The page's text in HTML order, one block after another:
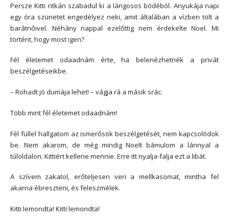
Persze Kitti ritkán szabadul ki a lángosos bódéból. Anyukája napi
egy óra szünetet engedélyez neki, amit általában a vízben tölt a
barátnőivel. Néhány nappal ezelőttig nem érdekelte Noel. Mi
történt, hogy most igen?
Fél életemet odaadnám érte, ha belenézhetnék a privát
beszélgetéseikbe.
– Rohadt jó dumája lehet! – vágja rá a másik srác.
Több mint fél életemet odaadnám!
Fél füllel hallgatom az ismerősök beszélgetését, nem kapcsolódok
be. Nem akarom, de még mindig Noelt bámulom a lánnyal a
túloldalon. Kittiért kellene mennie. Erre itt nyalja-falja ezt a libát.
A szívem zakatol, erőteljesen veri a mellkasomat, mintha fel
akarna ébreszteni, és feleszmélek.
Kitti lemondta! Kitti lemondta!